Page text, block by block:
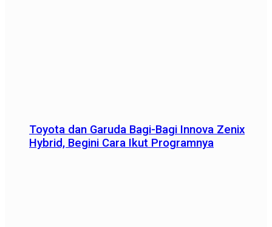
Toyota dan Garuda Bagi-Bagi Innova Zenix
Hybrid, Begini Cara Ikut Programnya